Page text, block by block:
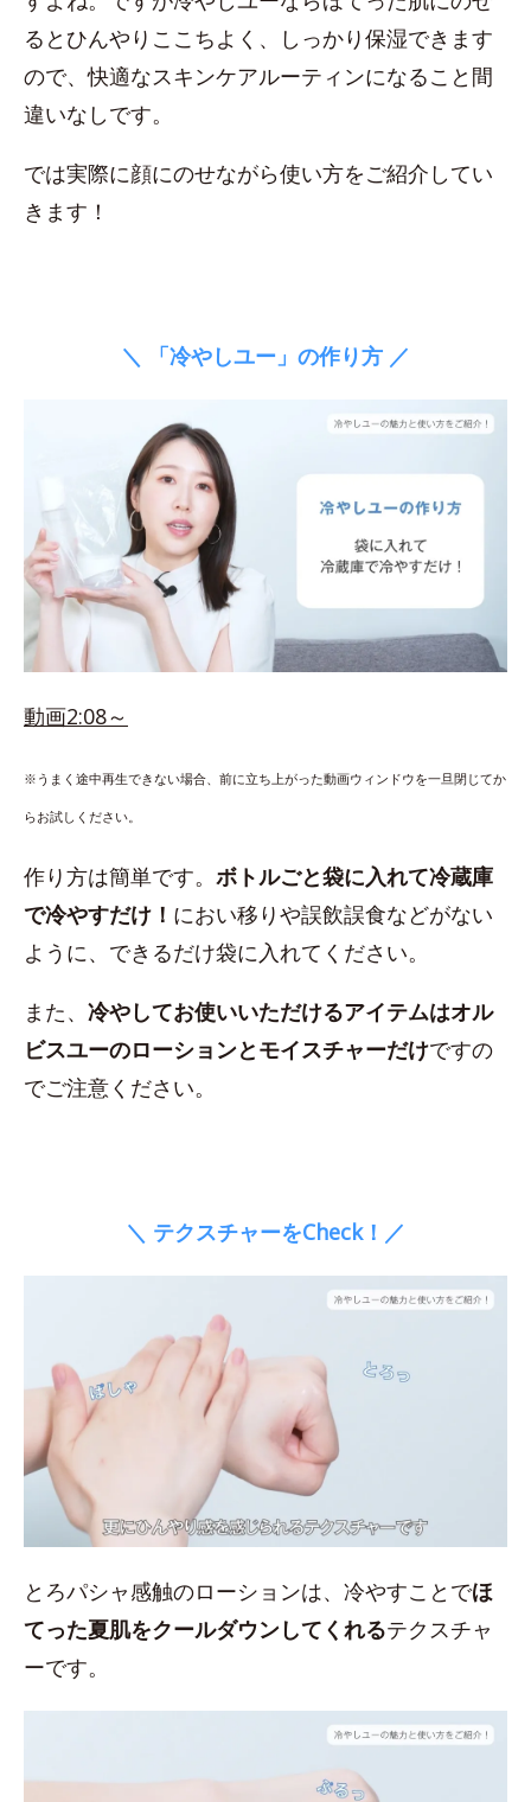
るとひんやりここちよく、しっかり保湿できます
ので、快適なスキンケアルーティンになること間
違いなしです。
では実際に顔にのせながら使い方をご紹介してい
きます！
＼ 「冷やしユー」の作り方 ／
動画2:08～
※うまく途中再生できない場合、前に立ち上がった動画ウィンドウを一旦閉じてか
らお試しください。
作り方は簡単です。 ボトルごと袋に入れて冷蔵庫
で冷やすだけ！ におい移りや誤飲誤食などがない
ように、できるだけ袋に入れてください。
また、 冷やしてお使いいただけるアイテムはオル
ビスユーのローションとモイスチャーだけですの
でご注意ください。
＼ テクスチャーをCheck！／
とろパシャ感触のローションは、冷やすことでほ
てった夏肌をクールダウンしてくれるテクスチャ
ーです。